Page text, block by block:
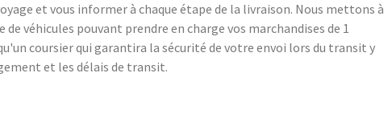
et vous informer à chaque étape de la livraison. Nous mettons à
véhicules pouvant prendre en charge vos marchandises de 1
coursier qui garantira la sécurité de votre envoi lors du transit y
et les délais de transit.